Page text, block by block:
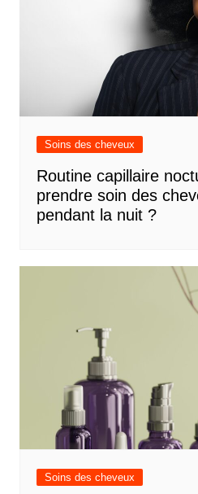
Soins des cheveux
Routine capillaire
prendre soin des
pendant la nuit ?
Soins des cheveux